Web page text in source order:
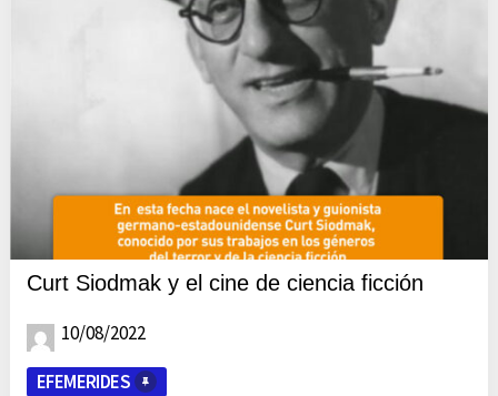
Curt Siodmak y el cine de ciencia ficción
10/08/2022
EFEMERIDES